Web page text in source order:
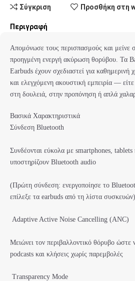
Σύγκριση Προσθήκη στη
Περιγραφή
Απομόνωσε τους περισπασμούς και μείνε
προηγμένη ενεργή ακύρωση θορύβου. Τα
Earbuds έχουν σχεδιαστεί για
και ελεγχόμενη ακουστική εμπειρία —
στη δουλειά, στην προπόνηση ή απλά
Βασικά Χαρακτηριστικά
Σύνδεση Bluetooth
Συνδέονται εύκολα με smartphones, tablets
υποστηρίζουν Bluetooth audio
(Πρώτη σύνδεση: ενεργοποίησε το
επίλεξε τα earbuds από τη λίστα συσκευών)
Adaptive Active Noise Cancelling (ANC)
Μειώνει τον περιβαλλοντικό θόρυβο ώστε
podcasts και κλήσεις χωρίς παρεμβολές
Transparency Mode